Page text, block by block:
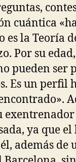
cuántica
es la Teoría
Por su
pueden ser
Es un
ya que
además